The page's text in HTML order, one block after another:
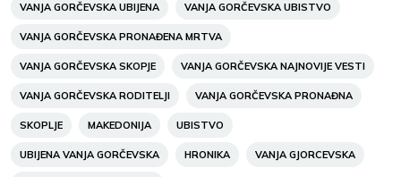
VANJA GORČEVSKA UBIJENA VANJA GORČEVSKA UBISTVO
VANJA GORČEVSKA PRONAĐENA MRTVA
VANJA GORČEVSKA SKOPJE VANJA GORČEVSKA NAJNOVIJE VESTI
VANJA GORČEVSKA RODITELJI VANJA GORČEVSKA PRONAĐNA
SKOPLJE MAKEDONIJA UBISTVO
UBIJENA VANJA GORČEVSKA HRONIKA VANJA GJORCEVSKA